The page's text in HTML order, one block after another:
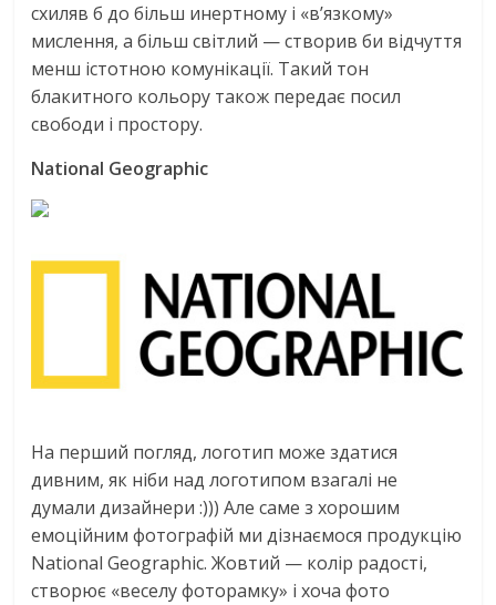
схиляв б до більш инертному і «в’язкому»
мислення, а більш світлий — створив би відчуття
менш істотною комунікації. Такий тон
блакитного кольору також передає посил
свободи і простору.
National Geographic
На перший погляд, логотип може здатися
дивним, як ніби над логотипом взагалі не
думали дизайнери :))) Але саме з хорошим
емоційним фотографій ми дізнаємося продукцію
National Geographic. Жовтий — колір радості,
створює «веселу фоторамку» і хоча фото